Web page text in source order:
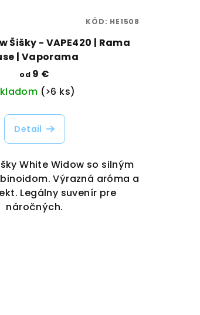
Šišky - VAPE420 | Rama
| Vaporama
od 9 €
(>6 ks)
Detail
White Widow so silným
Výrazná aróma a
Legálny suvenír pre
náročných.
KÓD: HE1508